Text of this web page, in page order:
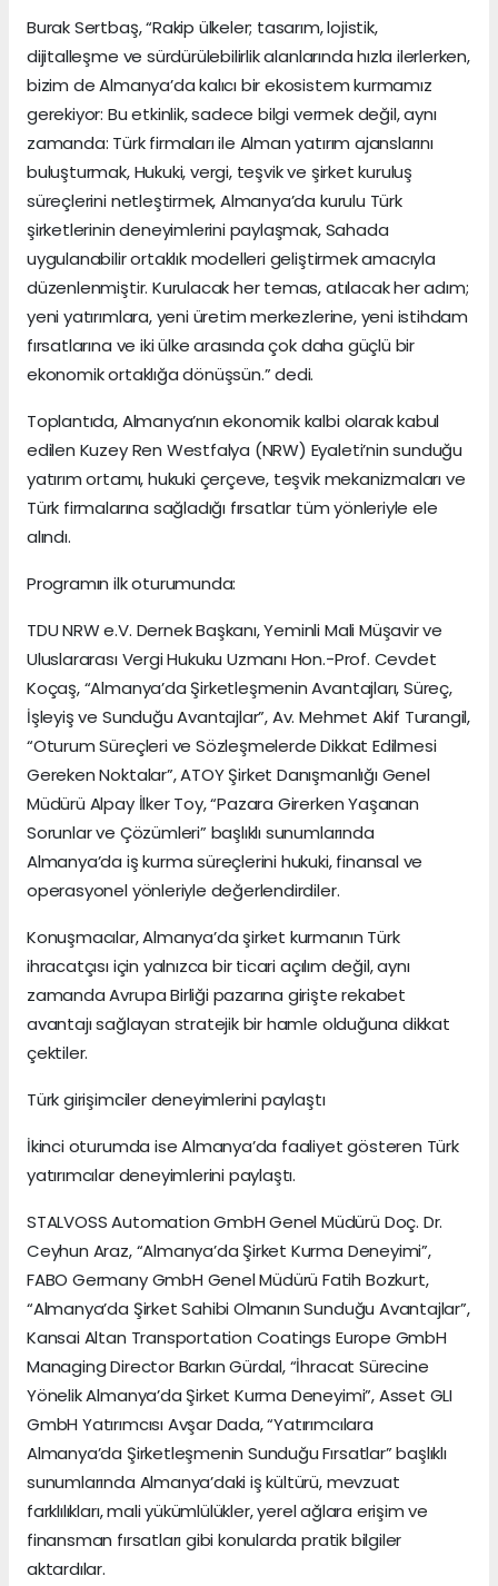
Burak Sertbaş, “Rakip ülkeler; tasarım, lojistik,
dijitalleşme ve sürdürülebilirlik alanlarında hızla ilerlerken,
bizim de Almanya’da kalıcı bir ekosistem kurmamız
gerekiyor: Bu etkinlik, sadece bilgi vermek değil, aynı
zamanda: Türk firmaları ile Alman yatırım ajanslarını
buluşturmak, Hukuki, vergi, teşvik ve şirket kuruluş
süreçlerini netleştirmek, Almanya’da kurulu Türk
şirketlerinin deneyimlerini paylaşmak, Sahada
uygulanabilir ortaklık modelleri geliştirmek amacıyla
düzenlenmiştir. Kurulacak her temas, atılacak her adım;
yeni yatırımlara, yeni üretim merkezlerine, yeni istihdam
fırsatlarına ve iki ülke arasında çok daha güçlü bir
ekonomik ortaklığa dönüşsün.” dedi.
Toplantıda, Almanya’nın ekonomik kalbi olarak kabul
edilen Kuzey Ren Westfalya (NRW) Eyaleti’nin sunduğu
yatırım ortamı, hukuki çerçeve, teşvik mekanizmaları ve
Türk firmalarına sağladığı fırsatlar tüm yönleriyle ele
alındı.
Programın ilk oturumunda:
TDU NRW e.V. Dernek Başkanı, Yeminli Mali Müşavir ve
Uluslararası Vergi Hukuku Uzmanı Hon.-Prof. Cevdet
Koçaş, “Almanya’da Şirketleşmenin Avantajları, Süreç,
İşleyiş ve Sunduğu Avantajlar”, Av. Mehmet Akif Turangil,
“Oturum Süreçleri ve Sözleşmelerde Dikkat Edilmesi
Gereken Noktalar”, ATOY Şirket Danışmanlığı Genel
Müdürü Alpay İlker Toy, “Pazara Girerken Yaşanan
Sorunlar ve Çözümleri” başlıklı sunumlarında
Almanya’da iş kurma süreçlerini hukuki, finansal ve
operasyonel yönleriyle değerlendirdiler.
Konuşmacılar, Almanya’da şirket kurmanın Türk
ihracatçısı için yalnızca bir ticari açılım değil, aynı
zamanda Avrupa Birliği pazarına girişte rekabet
avantajı sağlayan stratejik bir hamle olduğuna dikkat
çektiler.
Türk girişimciler deneyimlerini paylaştı
İkinci oturumda ise Almanya’da faaliyet gösteren Türk
yatırımcılar deneyimlerini paylaştı.
STALVOSS Automation GmbH Genel Müdürü Doç. Dr.
Ceyhun Araz, “Almanya’da Şirket Kurma Deneyimi”,
FABO Germany GmbH Genel Müdürü Fatih Bozkurt,
“Almanya’da Şirket Sahibi Olmanın Sunduğu Avantajlar”,
Kansai Altan Transportation Coatings Europe GmbH
Managing Director Barkın Gürdal, “İhracat Sürecine
Yönelik Almanya’da Şirket Kurma Deneyimi”, Asset GLI
GmbH Yatırımcısı Avşar Dada, “Yatırımcılara
Almanya’da Şirketleşmenin Sunduğu Fırsatlar” başlıklı
sunumlarında Almanya’daki iş kültürü, mevzuat
farklılıkları, mali yükümlülükler, yerel ağlara erişim ve
finansman fırsatları gibi konularda pratik bilgiler
aktardılar.